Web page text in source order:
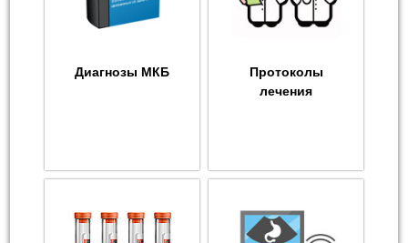
Диагнозы МКБ
Протоколы
лечения